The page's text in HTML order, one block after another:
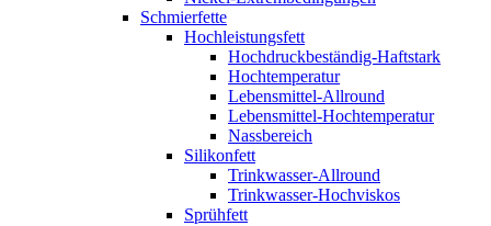
Schmierfette
Hochleistungsfett
Hochdruckbeständig-Haftstark
Hochtemperatur
Lebensmittel-Allround
Lebensmittel-Hochtemperatur
Nassbereich
Silikonfett
Trinkwasser-Allround
Trinkwasser-Hochviskos
Sprühfett